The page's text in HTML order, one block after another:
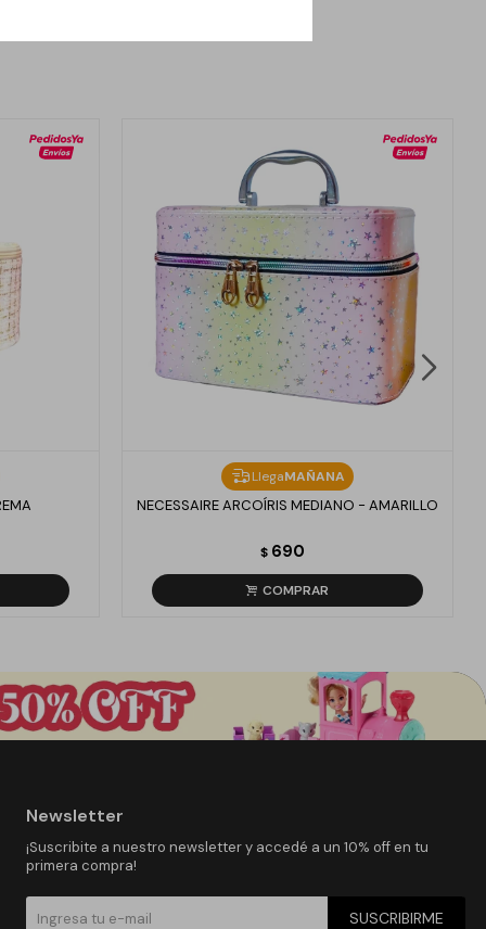
LlegaMAÑANA
NECESSAIRE ARCOÍRIS MEDIANO - AMARILLO
$ 690
Newsletter
¡Suscribite a nuestro newsletter y accedé a un 10% off en tu
primera compra!
SUSCRIBIRME